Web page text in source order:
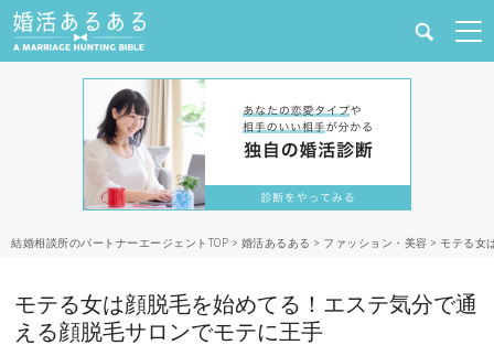
婚活と結婚
恋愛の悩み
合コン・街コン
結婚相談所のパートナーエージェントTOP > 婚活あるある > ファッション・美容 > モテる女
モテる女は顔脱毛を始めてる！エステ気分で通
える顔脱毛サロンでモテに王手